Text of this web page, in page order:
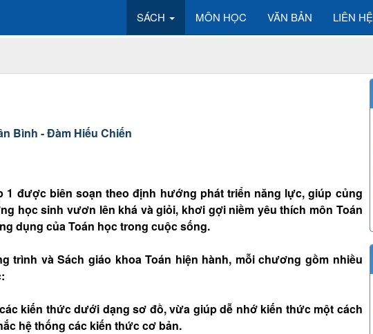
SÁCH MÔN HỌC VĂN BẢN LIÊN HỆ
Bình - Đàm Hiếu Chiến
1 được biên soạn theo định hướng phát triển năng lực, giúp củng
học sinh vươn lên khá và giỏi, khơi gợi niềm yêu thích môn Toán
dụng của Toán học trong cuộc sống.
trình và Sách giáo khoa Toán hiện hành, mỗi chương gồm nhiều
kiến thức dưới dạng sơ đồ, vừa giúp dễ nhớ kiến thức một cách
hệ thống các kiến thức cơ bản.